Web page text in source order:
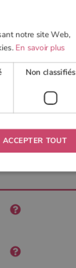
notre site Web,
En savoir plus
Non classifiés
ACCEPTER TOUT
des utilisateurs et la
le consentement de